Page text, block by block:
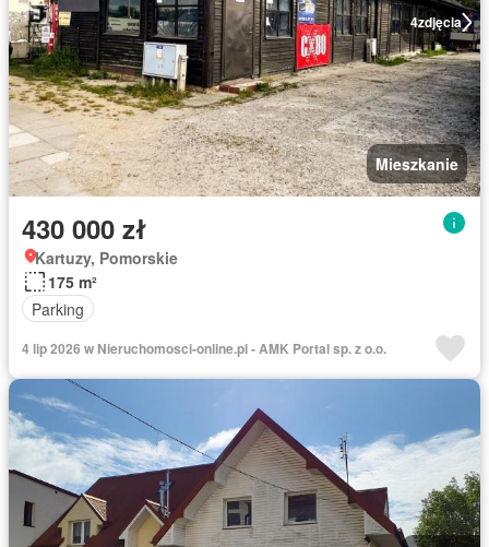
4zdjęcia
Mieszkanie
430 000 zł
Kartuzy, Pomorskie
175 m²
Parking
4 lip 2026 w Nieruchomosci-online.pl - AMK Portal sp. z o.o.